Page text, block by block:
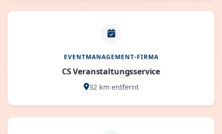
EVENTMANAGEMENT-FIRMA
CS Veranstaltungsservice
32 km entfernt